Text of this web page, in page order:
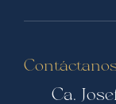
Ca.